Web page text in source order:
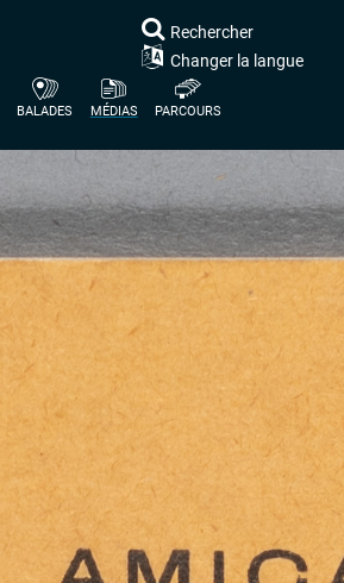
BALADES MÉDIAS PARCOURS
Rechercher
Changer la langue